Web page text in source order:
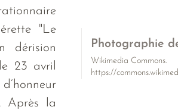
Photographie
Wikimedia Commons.
https://
"Le
dérision
23 avril
Après la